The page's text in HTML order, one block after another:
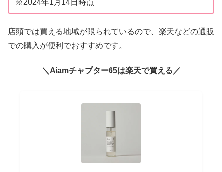
※2024年1月14日時点
店頭では買える地域が限られているので、楽天などの通販
での購入が便利でおすすめです。
＼Aiamチャプター65は楽天で買える／